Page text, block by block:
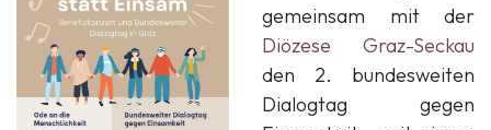
gemeinsam mit der
Diözese Graz-Seckau
den 2. bundesweiten
Dialogtag gegen